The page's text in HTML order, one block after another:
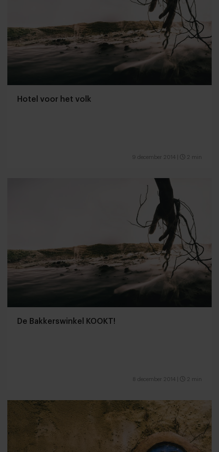
Hotel voor het volk
9 december 2014 2 min
De Bakkerswinkel KOOKT!
8 december 2014 2 min